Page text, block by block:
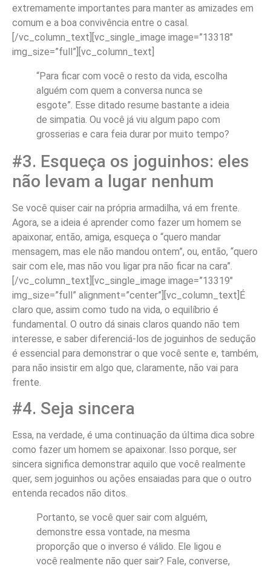
extremamente importantes para manter as amizades em
comum e a boa convivência entre o casal.
[/vc_column_text][vc_single_image image=”13318″
img_size=”full”][vc_column_text]
“Para ficar com você o resto da vida, escolha
alguém com quem a conversa nunca se
esgote”. Esse ditado resume bastante a ideia
de simpatia. Ou você já viu algum papo com
grosserias e cara feia durar por muito tempo?
#3. Esqueça os joguinhos: eles
não levam a lugar nenhum
Se você quiser cair na própria armadilha, vá em frente.
Agora, se a ideia é aprender como fazer um homem se
apaixonar, então, amiga, esqueça o “quero mandar
mensagem, mas ele não mandou ontem”, ou, então, “quero
sair com ele, mas não vou ligar pra não ficar na cara”.
[/vc_column_text][vc_single_image image=”13319″
img_size=”full” alignment=”center”][vc_column_text]É
claro que, assim como tudo na vida, o equilíbrio é
fundamental. O outro dá sinais claros quando não tem
interesse, e saber diferenciá-los de joguinhos de sedução
é essencial para demonstrar o que você sente e, também,
para não insistir em algo que, claramente, não vai para
frente.
#4. Seja sincera
Essa, na verdade, é uma continuação da última dica sobre
como fazer um homem se apaixonar. Isso porque, ser
sincera significa demonstrar aquilo que você realmente
quer, sem joguinhos ou ações ensaiadas para que o outro
entenda recados não ditos.
Portanto, se você quer sair com alguém,
demonstre essa vontade, na mesma
proporção que o inverso é válido. Ele ligou e
você realmente não quer sair? Fale, converse,